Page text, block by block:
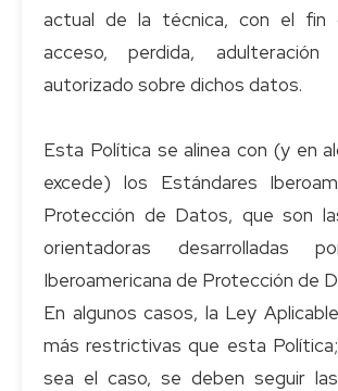
actual de la técnica, con el fin
acceso, perdida,
autorizado sobre dichos datos.
Esta Política se alinea con (y en
excede) los Estándares
Protección de Datos, que son
orientadoras desarrolladas
Iberoamericana de Protección de
En algunos casos, la Ley
más restrictivas que esta
sea el caso, se deben seguir